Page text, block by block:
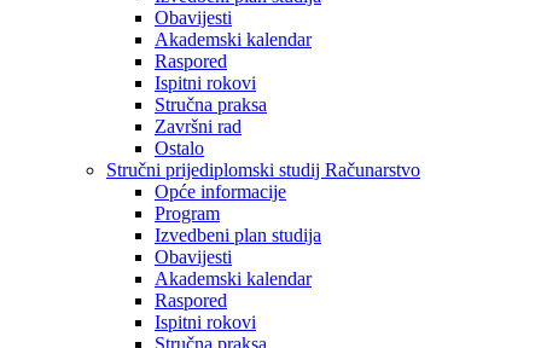
Obavijesti
Akademski kalendar
Raspored
Ispitni rokovi
Stručna praksa
Završni rad
Ostalo
Stručni prijediplomski studij Računarstvo
Opće informacije
Program
Izvedbeni plan studija
Obavijesti
Akademski kalendar
Raspored
Ispitni rokovi